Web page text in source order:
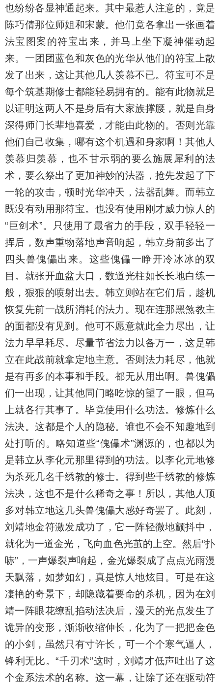
也纷纷各显神通起来。其中最惹人注意的，竟是
陈巧倩那位师姐和宋蒙。他们竟各拿出一张画着
法宝图案的符宝出来，并马上坐下凝神催动起
来。一团团蓝色和灰色的光华从他们的符宝上散
发了出来，这让其他几人羡慕不已。符宝可不是
每个筑基期修士都能轻易拥有的。能有此物就足
以证明这两人不是身后有大家族撑腰，就是自身
深得师门长辈地喜爱，才能由此物的。否则光靠
他们自己收集，哪有这个机遇和身家啊！其他人
羡慕归羡慕，也不甘示弱的要么施展犀利的法
术，要么祭出了更加神妙的法器，抢先发起了下
一轮的攻击，顿时光华冲天，法器乱舞。而韩立
既没有动用那符宝。也没有使用刚才威力惊人的
“巨剑术”。只使用了最省力的手段，双手轻轻一
挥后，数声重物落地声音响起，韩立身前多出了
四头兽傀儡出来。这些傀儡一睁开冷冰冰的双
目。就张开血盆大口，数道光柱如长长地白练一
般，狠狠的喷射出去。韩立则站在它们后，趁机
恢复先前一战所消耗的法力。现在连那黑煞教主
的面都没有见到。他可不愿意就此全力尽出，让
法力早早耗尽。尽量节省法力以备万一，这是韩
立在此战前就拿定地主意。否则法力耗尽，他就
是有再多的本事和手段。都无从用出啊。兽傀儡
们一出现，让其他同门略吃惊的望了一眼，但马
上就各行其事了。毕竟使用什么功法。修炼什么
法决。这都是个人的隐秘。谁也不会不知趣地到
处打听的。略知道些“傀儡术”渊源的，也都以为
是韩立从李化元那里得到的功法。以李化元地修
为杀死几名千绣教的修士。得到些千绣教的修炼
法决，这也不是什么稀奇之事！所以，其他人顶
多对韩立地这几头兽傀儡大感好奇罢了。此刻，
刘靖地金符激发成功了，它一阵轻微地颤抖中，
就化为一道金光，飞向血色光茧的上空。然后“扑
哧”，一声爆裂声响起，金光爆裂成了点点光雨漫
天飘落，如梦如幻，真是惊人地炫目。可是在这
凄艳的奇景下，却隐藏着要命的杀机，因为在刘
靖一阵眼花缭乱掐动法决后，漫天的光点发生了
诡异的变形，渐渐收缩伸长，化为了一把把金色
的小剑，虽然只有寸许长，可一个个寒气逼人，
锋利无比。“千刃术”这时，刘靖才低声吐出了这
个金系法术的名称。这一幕，让除了还在驱动符